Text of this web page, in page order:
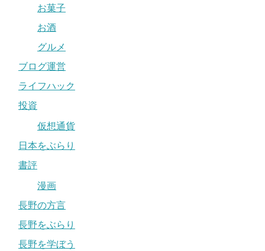
お菓子
お酒
グルメ
ブログ運営
ライフハック
投資
仮想通貨
日本をぶらり
書評
漫画
長野の方言
長野をぶらり
長野を学ぼう